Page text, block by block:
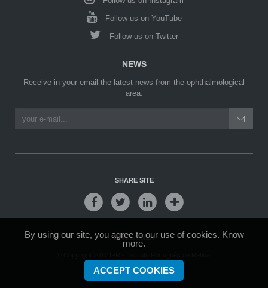
Follow us on YouTube
Follow us on Twitter
NEWS
Receive in your email the latest news from the ophthalmological
area.
SHARE SITE
DISCLAIMER
By using our site, you agree to our use of cookies. Know
more.
ACCEPT COOKIES